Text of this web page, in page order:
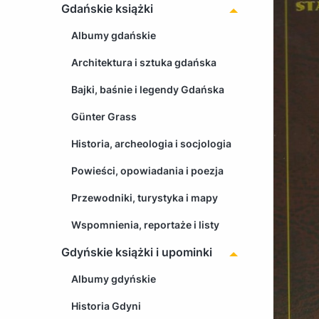
Gdańskie książki
Albumy gdańskie
Architektura i sztuka gdańska
Bajki, baśnie i legendy Gdańska
Günter Grass
Historia, archeologia i socjologia
Powieści, opowiadania i poezja
Przewodniki, turystyka i mapy
Wspomnienia, reportaże i listy
Gdyńskie książki i upominki
Albumy gdyńskie
Historia Gdyni